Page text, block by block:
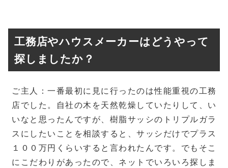
工務店やハウスメーカーはどうやって
探しましたか？
ご主人：一番最初に見に行ったのは性能重視の工務
店でした。自社の木を天然乾燥していたりして、い
いなと思ったんですが、樹脂サッシのトリプルガラ
スにしたいことを相談すると、サッシだけでプラス
１００万円くらいすると言われたんです。でもそこ
にこだわりがあったので、ネットでいろいろ探しま